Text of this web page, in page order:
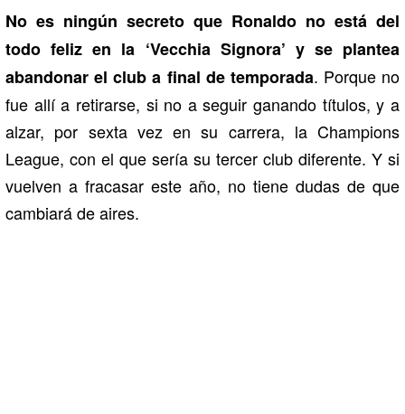
No es ningún secreto que Ronaldo no está del
todo feliz en la ‘Vecchia Signora’ y se plantea
abandonar el club a final de temporada. Porque no
fue allí a retirarse, si no a seguir ganando títulos, y a
alzar, por sexta vez en su carrera, la Champions
League, con el que sería su tercer club diferente. Y si
vuelven a fracasar este año, no tiene dudas de que
cambiará de aires.